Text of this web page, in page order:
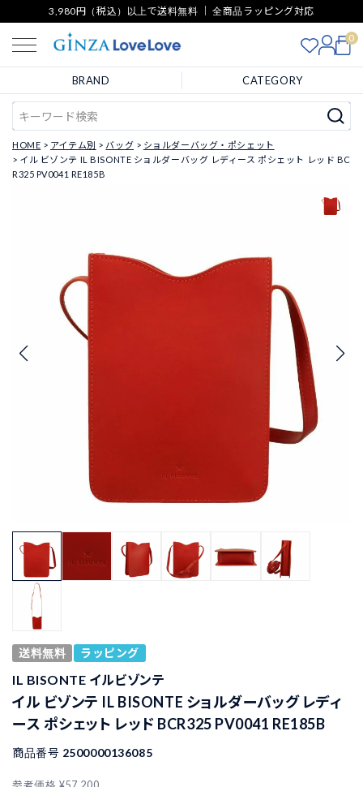
3,980円（税込）以上で送料無料 ｜ 全商品ラッピング対応
0
BRAND CATEGORY
HOME アイテム別 バッグ
ショルダーバッグ・ポシェット
イル ビゾンテ IL BISONTE ショルダーバッグ レディース ポシェット レッド BC
R325 PV0041 RE185B
送料無料 ラッピング
IL BISONTE イルビゾンテ
イル ビゾンテ IL BISONTE ショルダーバッグ レディ
ース ポシェット レッド BCR325 PV0041 RE185B
商品番号 2500000136085